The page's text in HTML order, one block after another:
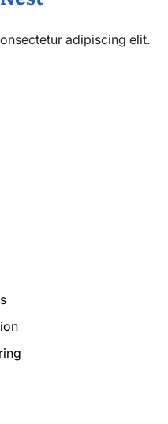
adipiscing elit.